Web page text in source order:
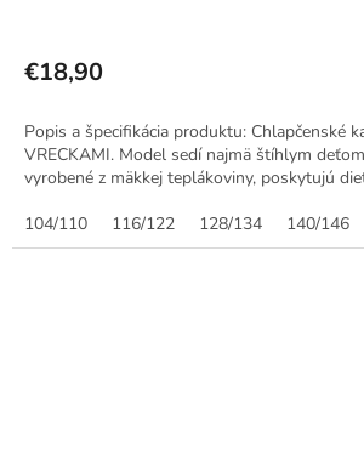
€18,90
Popis a špecifikácia produktu: Chlapčenské
VRECKAMI. Model sedí najmä štíhlym
vyrobené z mäkkej teplákoviny, poskytujú
104/110
116/122 128/134 140/146